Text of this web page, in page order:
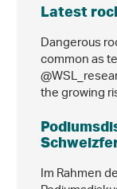
Latest
Dangerous
common as
the growing
Im Rahmen